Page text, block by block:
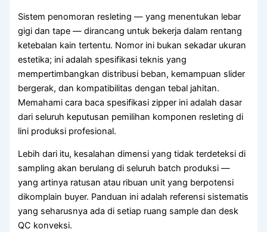
Sistem penomoran resleting — yang menentukan lebar
gigi dan tape — dirancang untuk bekerja dalam rentang
ketebalan kain tertentu. Nomor ini bukan sekadar ukuran
estetika; ini adalah spesifikasi teknis yang
mempertimbangkan distribusi beban, kemampuan slider
bergerak, dan kompatibilitas dengan tebal jahitan.
Memahami cara baca spesifikasi zipper ini adalah dasar
dari seluruh keputusan pemilihan komponen resleting di
lini produksi profesional.
Lebih dari itu, kesalahan dimensi yang tidak terdeteksi di
sampling akan berulang di seluruh batch produksi —
yang artinya ratusan atau ribuan unit yang berpotensi
dikomplain buyer. Panduan ini adalah referensi sistematis
yang seharusnya ada di setiap ruang sample dan desk
QC konveksi.